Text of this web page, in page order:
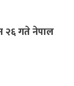
२६ गते नेपाल